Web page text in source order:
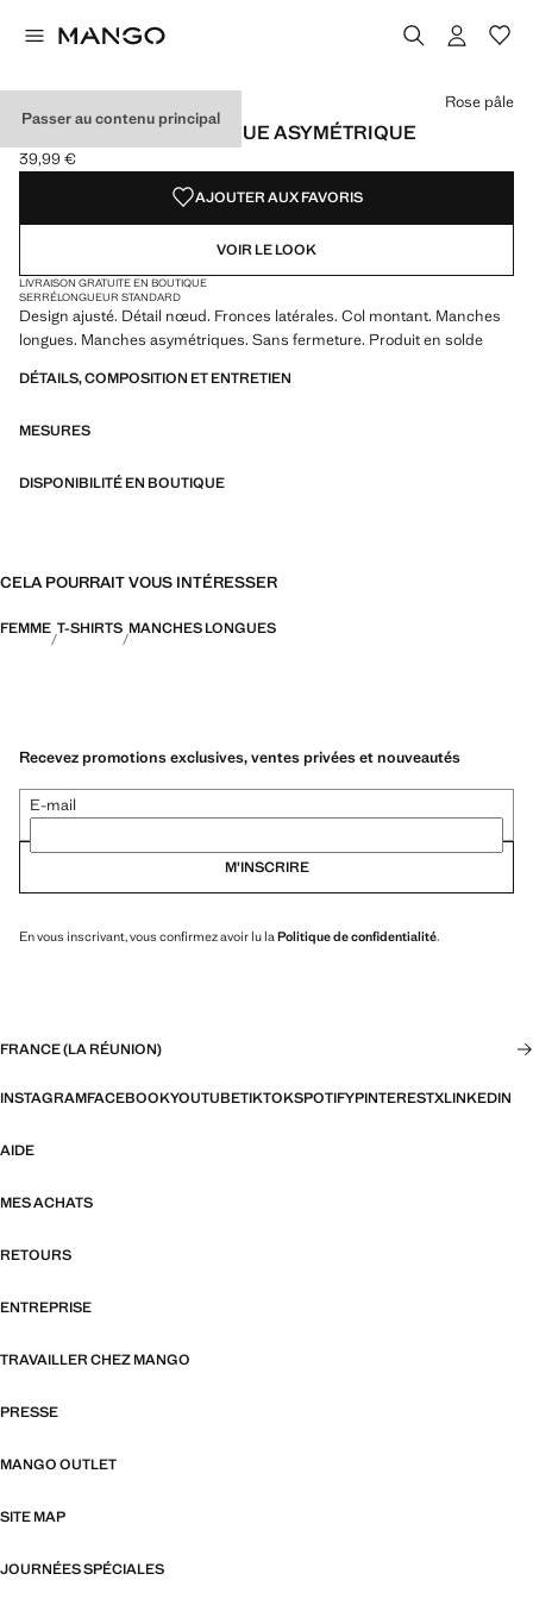
Passer au contenu principal
T-SHIRT MANCHE LONGUE ASYMÉTRIQUE
Prix actuel [39,99 € ]
39,99 €
Choisissez une couleur
Couleur Noir
Couleur Rose pâle sélectionnée
Rose pâle
AJOUTER AUX FAVORIS
VOIR LE LOOK
LIVRAISON GRATUITE EN BOUTIQUE
SERRÉLONGUEUR STANDARD
Design ajusté. Détail nœud. Fronces latérales. Col montant. Manches
longues. Manches asymétriques. Sans fermeture. Produit en solde
DÉTAILS, COMPOSITION ET ENTRETIEN
MESURES
DISPONIBILITÉ EN BOUTIQUE
CELA POURRAIT VOUS INTÉRESSER
FEMME T-SHIRTS MANCHES LONGUES
Recevez promotions exclusives, ventes privées et nouveautés
E-mail
M’INSCRIRE
En vous inscrivant, vous confirmez avoir lu la Politique de confidentialité.
FRANCE (LA RÉUNION)
INSTAGRAMFACEBOOKYOUTUBETIKTOKSPOTIFYPINTERESTXLINKEDIN
AIDE
MES ACHATS
RETOURS
ENTREPRISE
TRAVAILLER CHEZ MANGO
PRESSE
MANGO OUTLET
SITE MAP
JOURNÉES SPÉCIALES